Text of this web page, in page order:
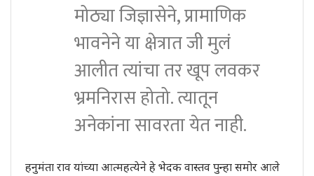
मोठ्या जिज्ञासेने, प्रामाणिक
भावनेने या क्षेत्रात जी मुलं
आलीत त्यांचा तर खूप लवकर
भ्रमनिरास होतो. त्यातून
अनेकांना सावरता येत नाही.
हनुमंता राव यांच्या आत्महत्येने हे भेदक वास्तव पुन्हा समोर आले